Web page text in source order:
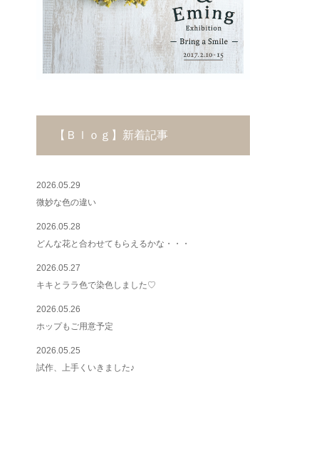
【Ｂｌｏｇ】新着記事
2026.05.29
微妙な色の違い
2026.05.28
どんな花と合わせてもらえるかな・・・
2026.05.27
キキとララ色で染色しました♡
2026.05.26
ホップもご用意予定
2026.05.25
試作、上手くいきました♪